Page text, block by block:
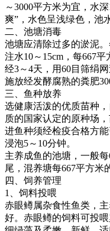
～3000平方米为宜，水深
爽” ，水色呈浅绿色，池
二、池塘消毒
池塘应清除过多的淤泥
注水10～ 15cm ，每667平
经3～4天，用60目筛绢
施放经发酵腐熟的粪肥
三、鱼种放养
选健康活泼的优质苗种
质的国家认定的原种场
进鱼种须经检疫合格方
浸泡5～ 10分钟。
主养成鱼的池塘，一般每
尾，混养塘每667平方米
四、饲养管理
1
、饲料投喂
赤眼鳟属杂食性鱼类，
好。赤眼鳟的饲料可投